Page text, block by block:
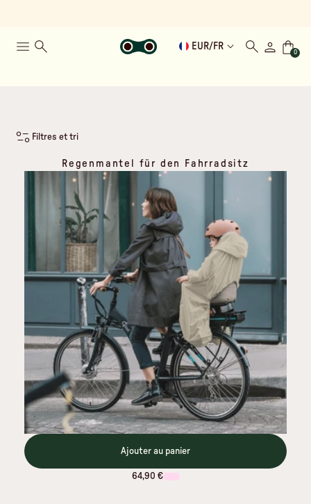
EUR/ FR
0
Filtres et tri
Regenmantel für den Fahrradsitz
Ajouter au panier
64,90 €